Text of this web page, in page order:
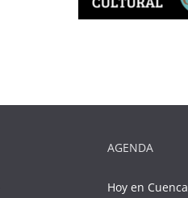
AGENDA
Hoy en Cuenca